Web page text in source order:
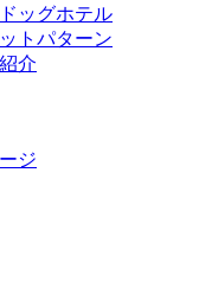
ッグホテル
トパターン
介
ジ